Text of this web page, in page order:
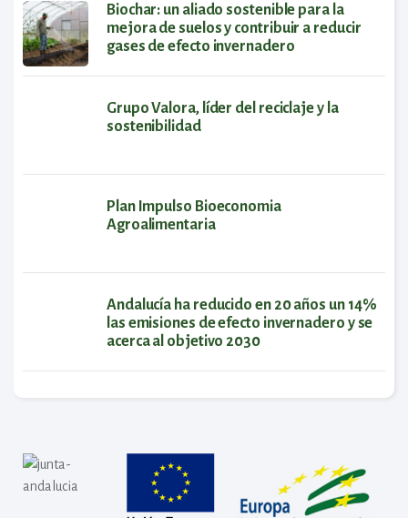
Biochar: un aliado sostenible para la
mejora de suelos y contribuir a reducir
gases de efecto invernadero
Grupo Valora, líder del reciclaje y la
sostenibilidad
Plan Impulso Bioeconomia
Agroalimentaria
Andalucía ha reducido en 20 años un 14%
las emisiones de efecto invernadero y se
acerca al objetivo 2030